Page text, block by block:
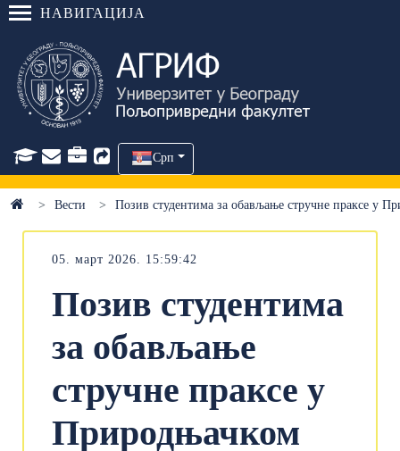
НАВИГАЦИЈА
Срп
Вести Позив студентима за обављање стручне праксе у
05. март 2026. 15:59:42
Позив студентима
за обављање
стручне праксе у
Природњачком